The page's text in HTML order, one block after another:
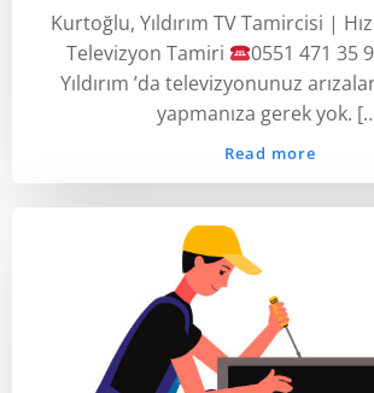
Kurtoğlu, Yıldırım TV Tamircisi |
Televizyon Tamiri
0551 471 35
Yıldırım ’da televizyonunuz
yapmanıza gerek yok.
Read more